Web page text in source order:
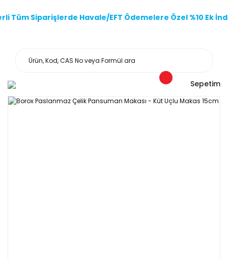
Tüm Siparişlerde Havale/EFT Ödemelere Özel %10 Ek
Sepetim